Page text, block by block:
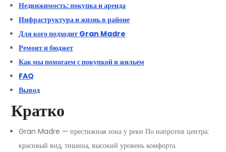
Недвижимость: покупка и аренда
Инфраструктура и жизнь в районе
Для кого подходит Gran Madre
Ремонт и бюджет
Как мы помогаем с покупкой и жильем
FAQ
Вывод
Кратко
Gran Madre — престижная зона у реки По напротив центра:
красивый вид, тишина, высокий уровень комфорта.